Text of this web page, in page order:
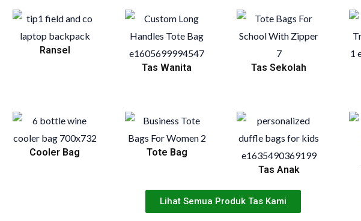
Ransel
Tas Wanita
Tas Sekolah
Cooler Bag
Tote Bag
Tas Anak
Lihat Semua Produk Tas Kami